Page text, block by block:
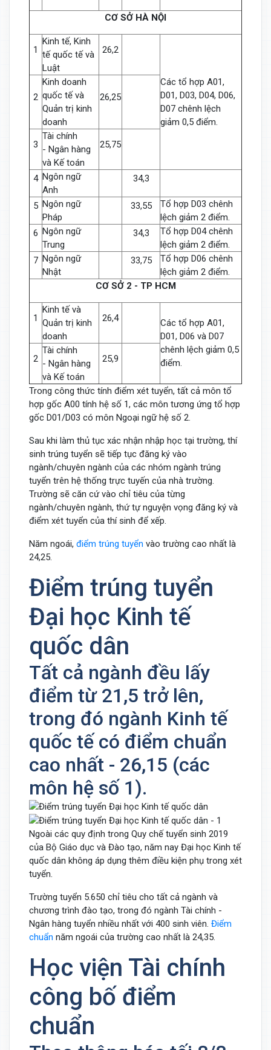
CƠ SỞ HÀ NỘI
1
Kinh tế, Kinh
tế quốc tế và
Luật
26,2
Các tổ hợp A01,
D01, D03, D04, D06,
D07 chênh lệch
giảm 0,5 điểm.
2
Kinh doanh
quốc tế và
Quản trị kinh
doanh
26,25
3
Tài chính
- Ngân hàng
và Kế toán
25,75
4 Ngôn ngữ
Anh
34,3
5 Ngôn ngữ
Pháp
33,55
Tổ hợp D03 chênh
lệch giảm 2 điểm.
6 Ngôn ngữ
Trung
34,3
Tổ hợp D04 chênh
lệch giảm 2 điểm.
7 Ngôn ngữ
Nhật
33,75
Tổ hợp D06 chênh
lệch giảm 2 điểm.
CƠ SỞ 2 - TP HCM
1
Kinh tế và
Quản trị kinh
doanh
26,4
Các tổ hợp A01,
D01, D06 và D07
chênh lệch giảm 0,5
điểm.
2
Tài chính
- Ngân hàng
và Kế toán
25,9
Trong công thức tính điểm xét tuyển, tất cả môn tổ
hợp gốc A00 tính hệ số 1, các môn tương ứng tổ hợp
gốc D01/D03 có môn Ngoại ngữ hệ số 2.
Sau khi làm thủ tục xác nhận nhập học tại trường, thí
sinh trúng tuyển sẽ tiếp tục đăng ký vào
ngành/chuyên ngành của các nhóm ngành trúng
tuyển trên hệ thống trực tuyến của nhà trường.
Trường sẽ căn cứ vào chỉ tiêu của từng
ngành/chuyên ngành, thứ tự nguyện vọng đăng ký và
điểm xét tuyển của thí sinh để xếp.
Năm ngoái, điểm trúng tuyển vào trường cao nhất là
24,25.
Điểm trúng tuyển
Đại học Kinh tế
quốc dân
Tất cả ngành đều lấy
điểm từ 21,5 trở lên,
trong đó ngành Kinh tế
quốc tế có điểm chuẩn
cao nhất - 26,15 (các
môn hệ số 1).
Ngoài các quy định trong Quy chế tuyển sinh 2019
của Bộ Giáo dục và Đào tạo, năm nay Đại học Kinh tế
quốc dân không áp dụng thêm điều kiện phụ trong xét
tuyển.
Trường tuyển 5.650 chỉ tiêu cho tất cả ngành và
chương trình đào tạo, trong đó ngành Tài chính -
Ngân hàng tuyển nhiều nhất với 400 sinh viên. Điểm
chuẩn năm ngoái của trường cao nhất là 24,35.
Học viện Tài chính
công bố điểm
chuẩn